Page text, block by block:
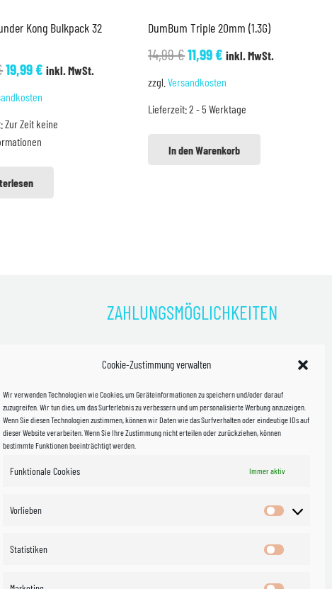
Cookie-Zustimmung verwalten
Wir verwenden Technologien wie Cookies, um Geräteinformationen zu speichern und/oder darauf
zuzugreifen. Wir tun dies, um das Surferlebnis zu verbessern und um personalisierte Werbung anzuzeigen.
Wenn Sie diesen Technologien zustimmen, können wir Daten wie das Surfverhalten oder eindeutige IDs auf
dieser Website verarbeiten. Wenn Sie Ihre Zustimmung nicht erteilen oder zurückziehen, können
bestimmte Funktionen beeinträchtigt werden.
Funktionale Cookies Immer aktiv
Vorlieben Vorlieben
Statistiken
Kong Bulkpack 32
Ursprünglicher
Preis
22,99 €
19,99€Aktueller
19,99 €.
inkl. MwSt.
Zur Zeit keine
DumBum Triple 20mm (1.3G)
14,99€Ursprünglicher
Preis
14,99 €
11,99€Aktueller
11,99 €.
inkl. MwSt.
zzgl.Versandkosten
Lieferzeit:2 - 5 Werktage
In den Warenkorb
in Sachsen
& Versand
ZAHLUNGSMÖGLICHKEITEN